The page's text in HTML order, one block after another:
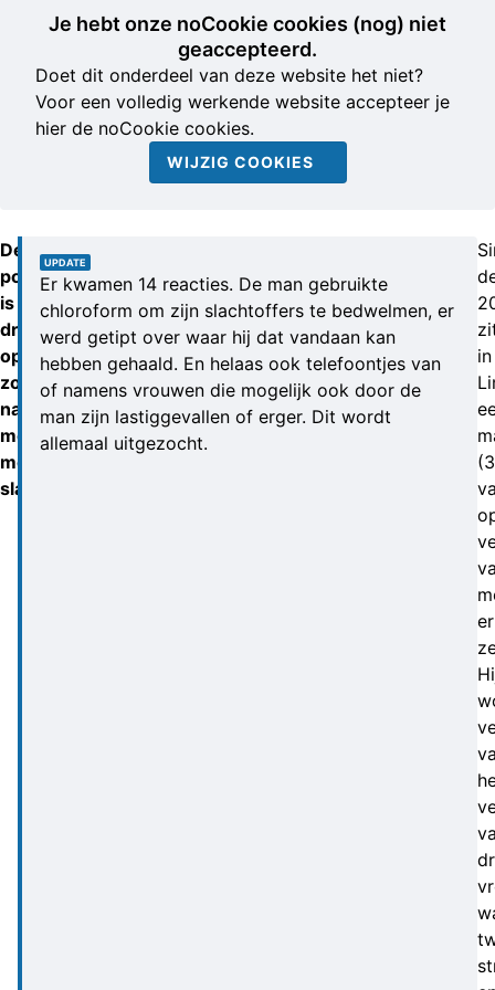
Je hebt onze noCookie cookies (nog) niet
geaccepteerd.
Doet dit onderdeel van deze website het niet?
Voor een volledig werkende website accepteer je
hier de noCookie cookies.
WIJZIG COOKIES
De
politie
is
dringend
op
zoek
naar
mogelijk
meer
slachtoffers.
UPDATE
Er kwamen 14 reacties. De man gebruikte
chloroform om zijn slachtoffers te bedwelmen, er
werd getipt over waar hij dat vandaan kan
hebben gehaald. En helaas ook telefoontjes van
of namens vrouwen die mogelijk ook door de
man zijn lastiggevallen of erger. Dit wordt
allemaal uitgezocht.
in